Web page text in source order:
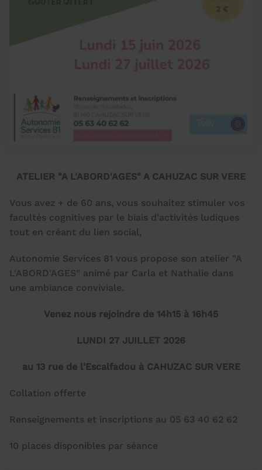
ATELIER "A L'ABORD'AGES" A CAHUZAC SUR VERE
Vous avez + de 60 ans, vous souhaitez stimuler vos
facultés cognitives par le biais d'activités ludiques
tout en créant du lien social,
Autonomie Services 81 vous propose son atelier "A
L'ABORD'AGES" animé par Carla et Nathalie dans
une ambiance conviviale.
Venez nous rejoindre de 14h15 à 16h45
LUNDI 27 JUILLET 2026
au 13 rue de l'Escalfadou à CAHUZAC SUR VERE
Collation offerte
Renseignements et inscriptions au 05 63 40 62 62
10 places disponibles par séance